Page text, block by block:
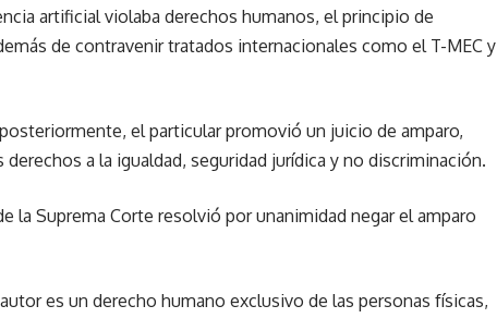
artificial violaba derechos humanos, el principio de
de contravenir tratados internacionales como el T-MEC y
el particular promovió un juicio de amparo,
a la igualdad, seguridad jurídica y no discriminación.
la Suprema Corte resolvió por unanimidad negar el amparo
es un derecho humano exclusivo de las personas físicas,